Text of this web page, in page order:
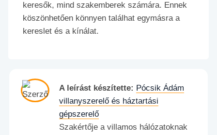
keresők, mind szakemberek számára. Ennek
köszönhetően könnyen találhat egymásra a
kereslet és a kínálat.
A leírást készítette: Pócsik Ádám
villanyszerelő és háztartási
gépszerelő
Szakértője a villamos hálózatoknak